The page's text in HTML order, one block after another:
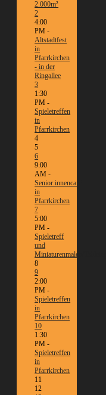
2.000m²
2
4:00
PM -
Altstadtfest
in
Pfarrkirchen
- in der
Ringallee
3
1:30
PM -
Spieletreffen
in
Pfarrkirchen
4
5
6
9:00
AM -
Senior:innencafé
in
Pfarrkirchen
7
5:00
PM -
Spieletreff
und
Miniaturenmalen/Tabletop
8
9
2:00
PM -
Spieletreffen
in
Pfarrkirchen
10
1:30
PM -
Spieletreffen
in
Pfarrkirchen
11
12